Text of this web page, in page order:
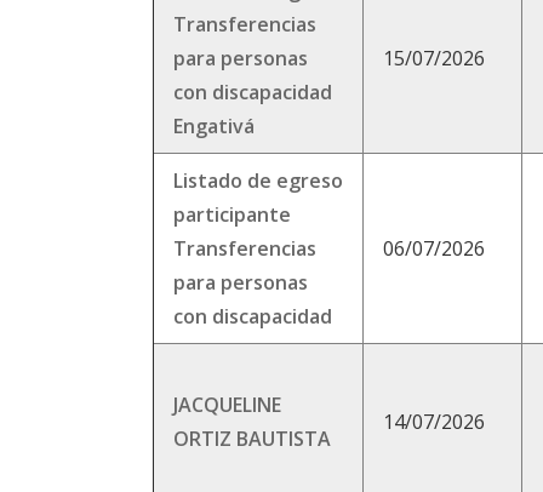
Transferencias
para personas
con discapacidad
Engativá
15/07/2026
Listado de egreso
participante
Transferencias
para personas
con discapacidad
06/07/2026
JACQUELINE
ORTIZ BAUTISTA
14/07/2026